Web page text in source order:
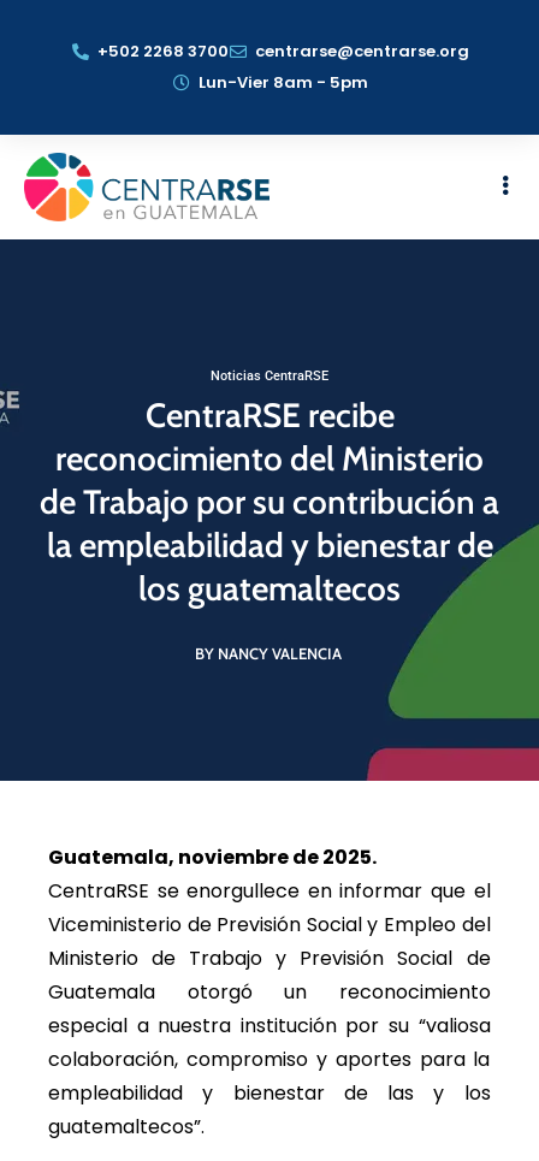
+502 2268 3700
centrarse@centrarse.org
Lun-Vier 8am - 5pm
Noticias CentraRSE
CentraRSE recibe
reconocimiento del Ministerio
de Trabajo por su contribución a
la empleabilidad y bienestar de
los guatemaltecos
BY NANCY VALENCIA
Guatemala, noviembre de 2025.
CentraRSE se enorgullece en informar que el
Viceministerio de Previsión Social y Empleo del
Ministerio de Trabajo y Previsión Social de
Guatemala otorgó un reconocimiento
especial a nuestra institución por su “valiosa
colaboración, compromiso y aportes para la
empleabilidad y bienestar de las y los
guatemaltecos”.